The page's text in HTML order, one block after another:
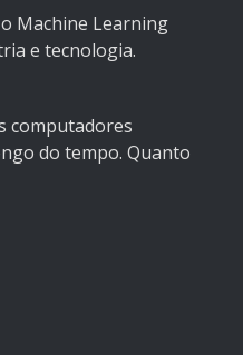
Machine Learning
e tecnologia.
computadores
do tempo. Quanto